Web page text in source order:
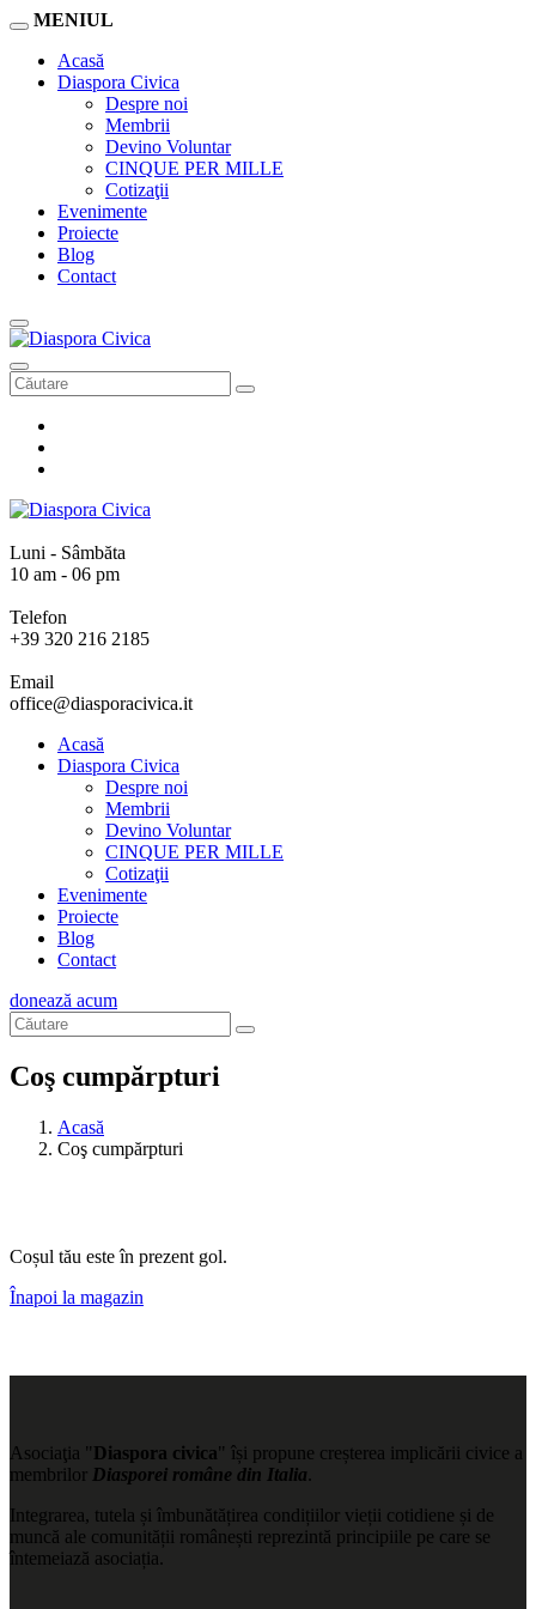
MENIUL
Acasă
Diaspora Civica
Despre noi
Membrii
Devino Voluntar
CINQUE PER MILLE
Cotizaţii
Evenimente
Proiecte
Blog
Contact
Luni - Sâmbăta
10 am - 06 pm
Telefon
+39 320 216 2185
Email
office@diasporacivica.it
Acasă
Diaspora Civica
Despre noi
Membrii
Devino Voluntar
CINQUE PER MILLE
Cotizaţii
Evenimente
Proiecte
Blog
Contact
donează acum
Coş cumpărpturi
Acasă
Coş cumpărpturi
Coșul tău este în prezent gol.
Înapoi la magazin
Asociaţia "Diaspora civica" își propune creșterea implicării civice a
membrilor Diasporei române din Italia.
Integrarea, tutela și îmbunătățirea condițiilor vieții cotidiene și de
muncă ale comunității românești reprezintă principiile pe care se
întemeiază asociația.